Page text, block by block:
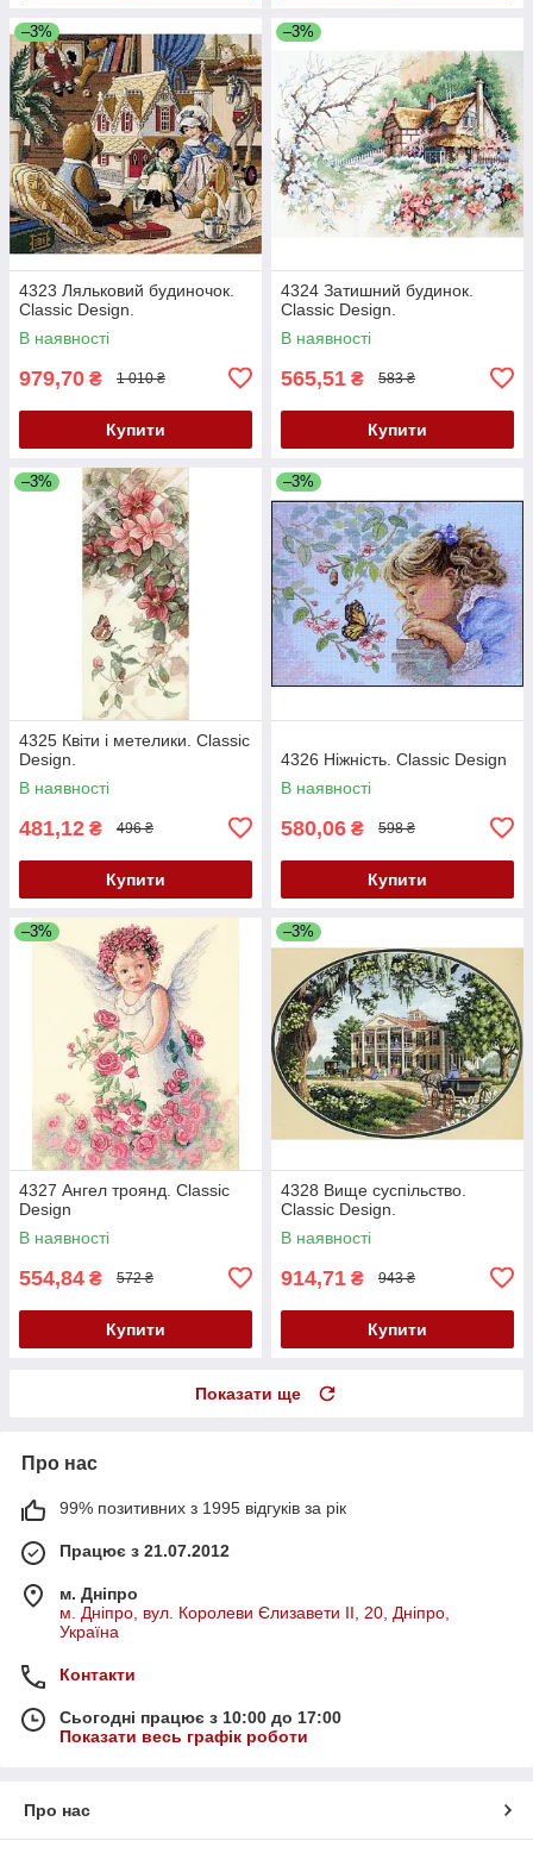
–3%
4323 Ляльковий будиночок.
Classic Design.
В наявності
979,70 ₴ 1 010 ₴
Купити
–3%
4324 Затишний будинок.
Classic Design.
В наявності
565,51 ₴ 583 ₴
Купити
–3%
4325 Квіти і метелики. Classic
Design.
В наявності
481,12 ₴ 496 ₴
Купити
–3%
4326 Ніжність. Classic Design
В наявності
580,06 ₴ 598 ₴
Купити
–3%
4327 Ангел троянд. Classic
Design
В наявності
554,84 ₴ 572 ₴
Купити
–3%
4328 Вище суспільство.
Classic Design.
В наявності
914,71 ₴ 943 ₴
Купити
Показати ще
Про нас
99% позитивних з 1995 відгуків за рік
Працює з 21.07.2012
м. Дніпро
м. Дніпро, вул. Королеви Єлизавети ІІ, 20, Дніпро,
Україна
Контакти
Сьогодні працює з 10:00 до 17:00
Показати весь графік роботи
Про нас